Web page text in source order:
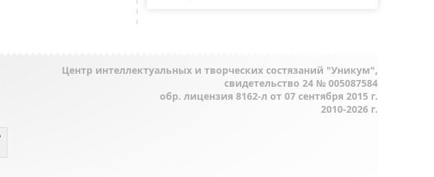
Центр интеллектуальных и творческих состязаний "Уникум",
свидетельство 24 № 005087584
обр. лицензия 8162-л от 07 сентября 2015 г.
2010-2026 г.